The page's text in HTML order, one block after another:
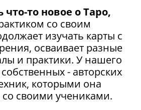
что-то новое о Таро,
со своим
изучать карты с
осваивает разные
и практики. У нашего
- авторских
которыми она
своими учениками.